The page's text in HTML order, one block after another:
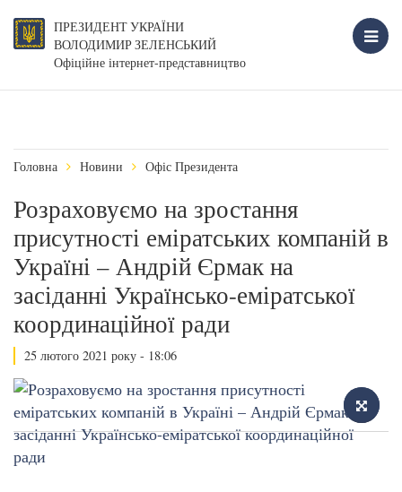
ПРЕЗИДЕНТ УКРАЇНИ
ВОЛОДИМИР ЗЕЛЕНСЬКИЙ
Офіційне інтернет-представництво
Головна Новини Офіс Президента
Розраховуємо на зростання
присутності еміратських компаній в
Україні – Андрій Єрмак на
засіданні Українсько-еміратської
координаційної ради
25 лютого 2021 року - 18:06